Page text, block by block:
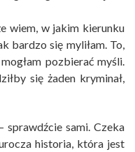
wiem, w jakim kierunku
bardzo się myliłam. To,
pozbierać myśli.
się żaden kryminał,
sprawdźcie sami. Czeka
historia, która jest